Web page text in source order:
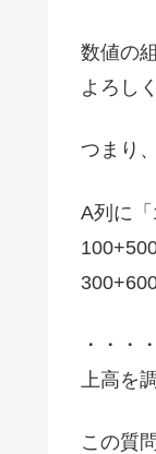
数値の
よろし
つまり、
A列に
・・・
上高を
この質